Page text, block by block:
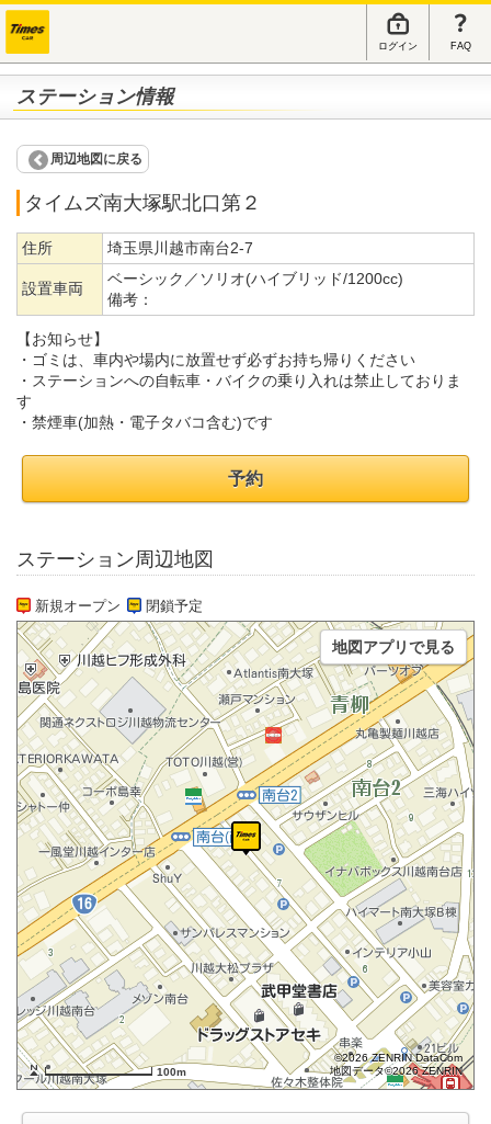
ログイン FAQ
ステーション情報
周辺地図に戻る
タイムズ南大塚駅北口第２
住所 埼玉県川越市南台2-7
設置車両
ベーシック／ソリオ(ハイブリッド/1200cc)
備考：
【お知らせ】
・ゴミは、車内や場内に放置せず必ずお持ち帰りください
・ステーションへの自転車・バイクの乗り入れは禁止しておりま
す
・禁煙車(加熱・電子タバコ含む)です
予約
ステーション周辺地図
新規オープン 閉鎖予定
100m
©2026 ZENRIN DataCom
地図データ©2026 ZENRIN
地図アプリで見る